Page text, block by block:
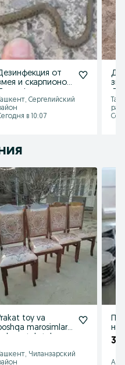
от
и скарпионов.
кидириш
Ташкент, Сергелийский
в 10:07
toy va
marosimlar
7
Ташкент, Чиланзарский
3